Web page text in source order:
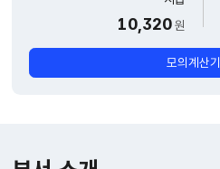
10,320 원
모의계산기